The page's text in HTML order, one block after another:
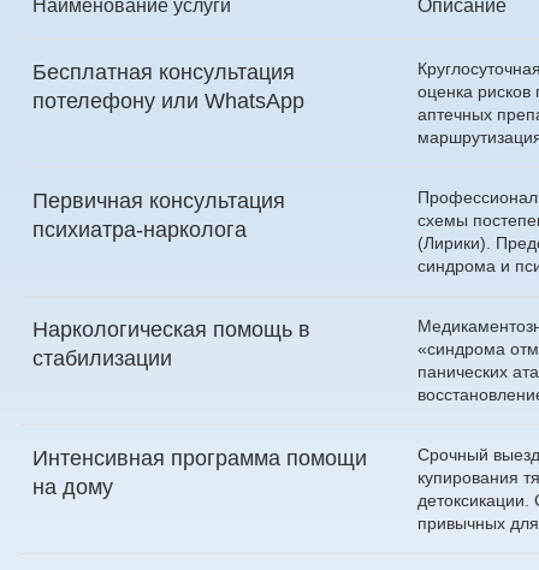
Наименование услуги Описание
Бесплатная консультация
потелефону или WhatsApp
оценка рисков
аптечных
Первичная консультация
психиатра-нарколога
схемы
(Лирики).
синдрома и
Наркологическая помощь в
стабилизации
«синдрома
панических
Интенсивная программа помощи
на дому
Срочный
купирования
детоксикации.
привычных